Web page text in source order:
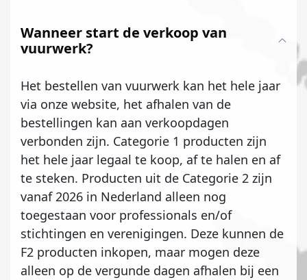
Wanneer start de verkoop van
vuurwerk?
Het bestellen van vuurwerk kan het hele jaar
via onze website, het afhalen van de
bestellingen kan aan verkoopdagen
verbonden zijn. Categorie 1 producten zijn
het hele jaar legaal te koop, af te halen en af
te steken. Producten uit de Categorie 2 zijn
vanaf 2026 in Nederland alleen nog
toegestaan voor professionals en/of
stichtingen en verenigingen. Deze kunnen de
F2 producten inkopen, maar mogen deze
alleen op de vergunde dagen afhalen bij een